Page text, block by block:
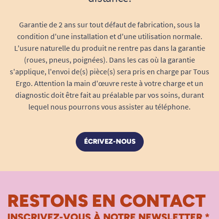
/ 10 assurent une adhérence correcte sur route.
Il convient aussi bien aux personnes vivant
seules qu’à celles accompagnées
ponctuellement, et permet de conserver une vie
sociale active sans dépendre systématiquement
d’un aidant.
Pourquoi choisir le Scooter électrique
3 roues E-Trankily ?
recherchant un scooter homologué route, avec
une autonomie élevée et un niveau de confort
Garantie de 2 ans sur tout défaut de fabrication, sous la
condition d'une installation et d'une utilisation normale.
L'usure naturelle du produit ne rentre pas dans la garantie
(roues, pneus, poignées). Dans les cas où la garantie
s'applique, l'envoi de(s) pièce(s) sera pris en charge par Tous
Ergo. Attention la main d'œuvre reste à votre charge et un
diagnostic doit être fait au préalable par vos soins, durant
lequel nous pourrons vous assister au téléphone.
ÉCRIVEZ-NOUS
RESTONS EN CONTACT